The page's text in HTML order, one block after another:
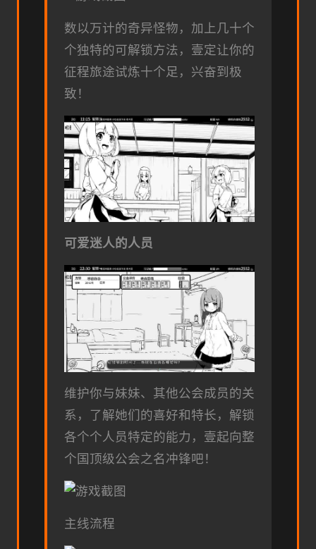
数以万计的奇异怪物，加上几十个
个独特的可解锁方法，壹定让你的
征程旅途试炼十个足，兴奋到极
致！
可爱迷人的人员
维护你与妹妹、其他公会成员的关
系，了解她们的喜好和特长，解锁
各个个人员特定的能力，壹起向整
个国顶级公会之名冲锋吧！
主线流程